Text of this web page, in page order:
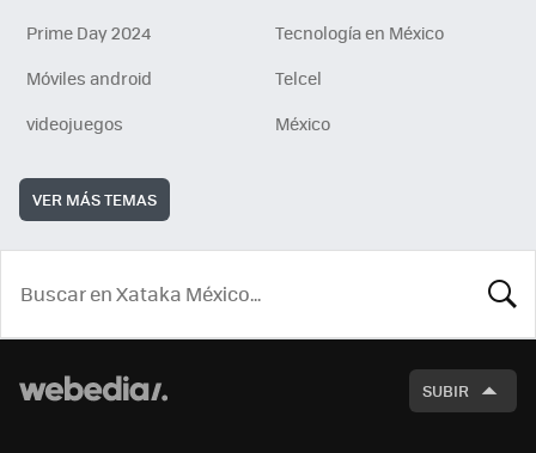
Prime Day 2024
Tecnología en México
Móviles android
Telcel
videojuegos
México
VER MÁS TEMAS
SUBIR